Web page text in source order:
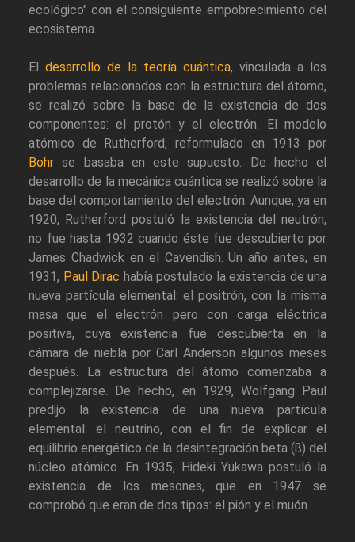
ecológico" con el consiguiente empobrecimiento del
ecosistema.
El desarrollo de la teoría cuántica, vinculada a los
problemas relacionados con la estructura del átomo,
se realizó sobre la base de la existencia de dos
componentes: el protón y el electrón. El modelo
atómico de Rutherford, reformulado en 1913 por
Bohr se basaba en este supuesto. De hecho el
desarrollo de la mecánica cuántica se realizó sobre la
base del comportamiento del electrón. Aunque, ya en
1920, Rutherford postuló la existencia del neutrón,
no fue hasta 1932 cuando éste fue descubierto por
James Chadwick en el Cavendish. Un año antes, en
1931, Paul Dirac había postulado la existencia de una
nueva partícula elemental: el positrón, con la misma
masa que el electrón pero con carga eléctrica
positiva, cuya existencia fue descubierta en la
cámara de niebla por Carl Anderson algunos meses
después. La estructura del átomo comenzaba a
complejizarse. De hecho, en 1929, Wolfgang Paul
predijo la existencia de una nueva partícula
elemental: el neutrino, con el fin de explicar el
equilibrio energético de la desintegración beta (ß) del
núcleo atómico. En 1935, Hideki Yukawa postuló la
existencia de los mesones, que en 1947 se
comprobó que eran de dos tipos: el pión y el muón.